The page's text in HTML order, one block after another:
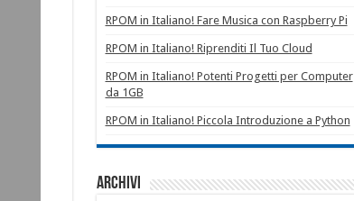
RPOM in Italiano! Fare Musica con Raspberry Pi
RPOM in Italiano! Riprenditi Il Tuo Cloud
RPOM in Italiano! Potenti Progetti per Computer
da 1GB
RPOM in Italiano! Piccola Introduzione a Python
Archivi